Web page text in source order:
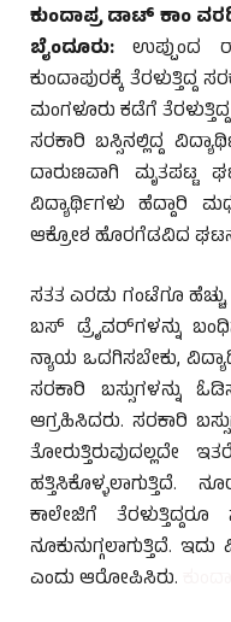
ಕುಂದಾಪ್ರ ಡಾಟ್ ಕಾಂ
ಬೈಂದೂರು: ಉಪ್ಪುಂದ
ಕುಂದಾಪುರಕ್ಕೆ ತೆರಳುತ್ತಿದ್ದ
ಮಂಗಳೂರು ಕಡೆಗೆ
ಸರಕಾರಿ ಬಸ್ಸಿನಲ್ಲಿದ್ದ
ದಾರುಣವಾಗಿ ಮೃತಪಟ್ಟ
ವಿದ್ಯಾರ್ಥಿಗಳು ಹೆದ್ದಾರಿ
ಆಕ್ರೋಶ ಹೊರಗೆಡವಿದ
ಸತತ ಎರಡು ಗಂಟೆಗೂ
ಬಸ್ ಡ್ರೈವರ್‌ಗಳನ್ನು
ನ್ಯಾಯ ಒದಗಿಸಬೇಕು,
ಸರಕಾರಿ ಬಸ್ಸುಗಳನ್ನು
ಆಗ್ರಹಿಸಿದರು. ಸರಕಾರಿ
ತೋರುತ್ತಿರುವುದಲ್ಲದೇ
ಕಾಲೇಜಿಗೆ
ನೂಕುನುಗ್ಗಲಾಗುತ್ತಿದೆ.
ಎಂದು ಆರೋಪಿಸಿರು.